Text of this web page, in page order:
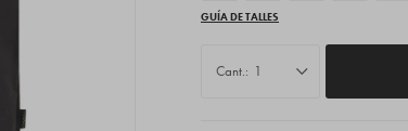
GUÍA DE TALLES
1